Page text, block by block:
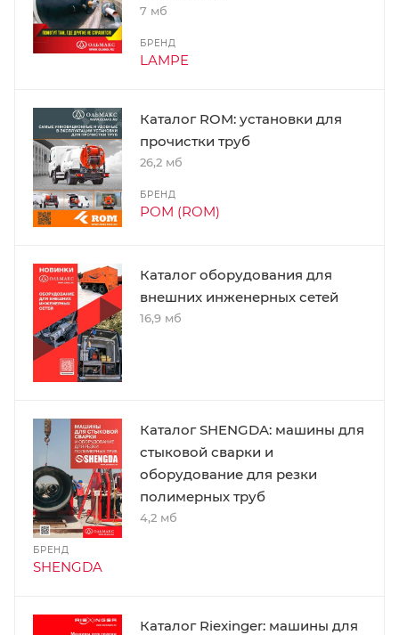
7 мб
БРЕНД
LAMPE
Каталог ROM: установки для
прочистки труб
26,2 мб
БРЕНД
РОМ (ROM)
Каталог оборудования для
внешних инженерных сетей
16,9 мб
Каталог SHENGDA: машины для
стыковой сварки и
оборудование для резки
полимерных труб
4,2 мб
БРЕНД
SHENGDA
Каталог Riexinger: машины для